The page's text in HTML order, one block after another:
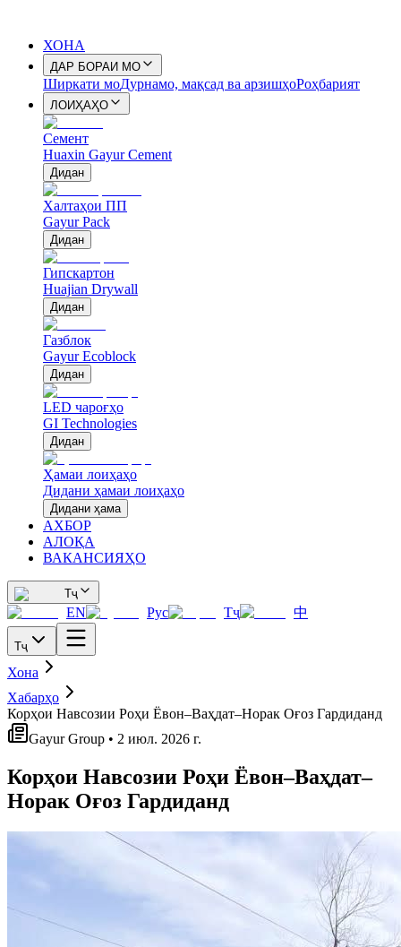
ХОНА
ДАР БОРАИ МО
Ширкати моДурнамо, мақсад ва арзишҳоРоҳбарият
ЛОИҲАҲО
Семент
Huaxin Gayur Cement
Дидан
Халтаҳои ПП
Gayur Pack
Дидан
Гипскартон
Huajian Drywall
Дидан
Газблок
Gayur Ecoblock
Дидан
LED чароғҳо
GI Technologies
Дидан
Ҳамаи лоиҳаҳо
Дидани ҳамаи лоиҳаҳо
Дидани ҳама
АХБОР
АЛОҚА
ВАКАНСИЯҲО
Тҷ
EN Рус Тҷ 中
Тҷ
Хона
Хабарҳо
Корҳои Навсозии Роҳи Ёвон–Ваҳдат–Норак Оғоз Гардиданд
Gayur Group • 2 июл. 2026 г.
Корҳои Навсозии Роҳи Ёвон–Ваҳдат–
Норак Оғоз Гардиданд